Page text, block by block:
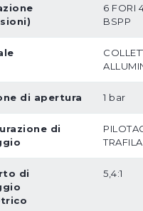
6 FORI
BSPP
di apertura 1 bar
di
di
5,4:1